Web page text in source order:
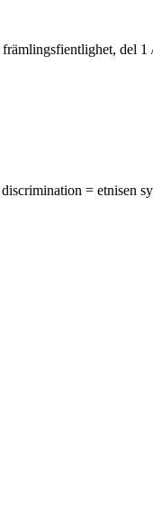
del
= etnisen